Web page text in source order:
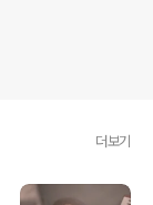
더보기